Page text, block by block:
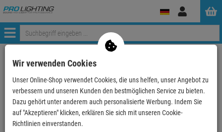
Anmelden
Menü
Weiter einkaufen ProLighting
- 22 %
Wir verwenden Cookies
Unser Online-Shop verwendet Cookies, die uns helfen, unser Angebot zu
verbessern und unseren Kunden den bestmöglichen Service zu bieten.
Dazu gehört unter anderem auch personalisierte Werbung. Indem Sie
auf "Akzeptieren" klicken, erklären Sie sich mit unseren Cookie-
Richtlinien einverstanden.